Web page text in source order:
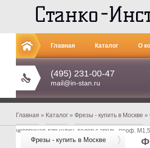
(495) 231-00-47
mail@in-stan.ru
Главная Каталог О
Контакты
Главная » Каталог » Фрезы - купить в Москве »
червячная для шлиц. валов с эволь. проф.
Фрезы - купить в Москве